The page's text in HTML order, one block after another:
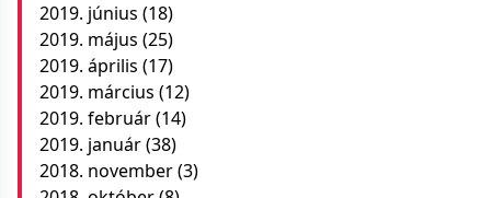
2019. június (18)
2019. május (25)
2019. április (17)
2019. március (12)
2019. február(14)
2019. január(38)
2018. november(3)